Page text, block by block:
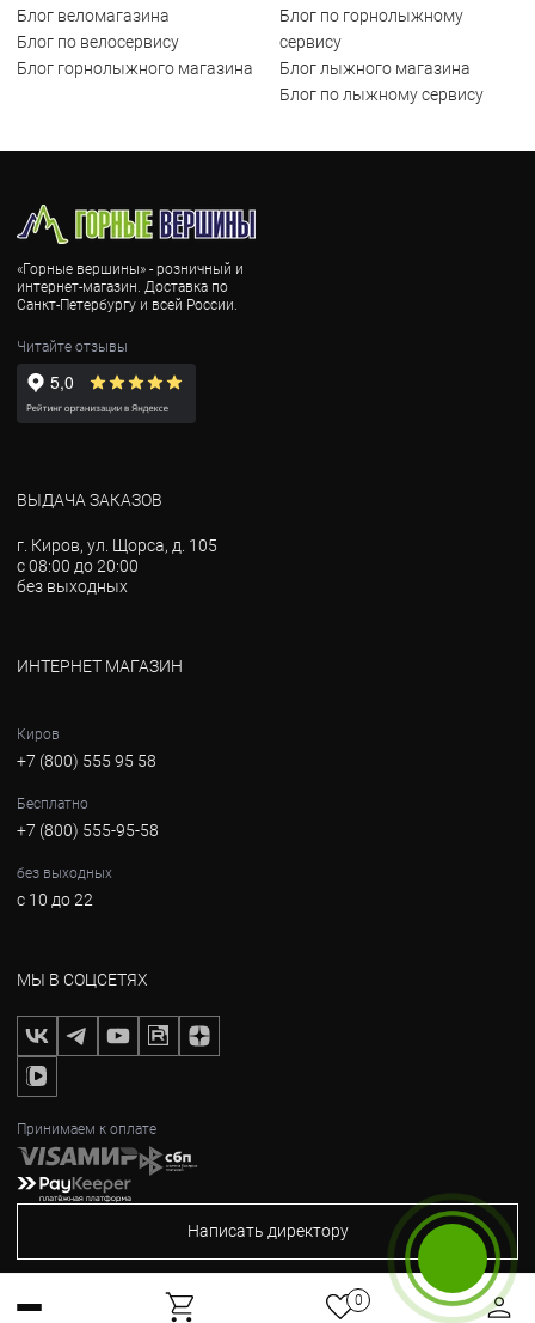
Блог веломагазина
Блог по велосервису
Блог горнолыжного магазина
Блог по горнолыжному
сервису
Блог лыжного магазина
Блог по лыжному сервису
«Горные вершины» - розничный и
интернет-магазин. Доставка по
Санкт-Петербургу и всей России.
Читайте отзывы
ВЫДАЧА ЗАКАЗОВ
г. Киров, ул. Щорса, д. 105
с 08:00 до 20:00
без выходных
ИНТЕРНЕТ МАГАЗИН
Киров
+7 (800) 555 95 58
Бесплатно
+7 (800) 555-95-58
без выходных
с 10 до 22
МЫ В СОЦСЕТЯХ
Принимаем к оплате
Написать директору
2012-2026, © Горные Вершины
0
Бесплатный звонок